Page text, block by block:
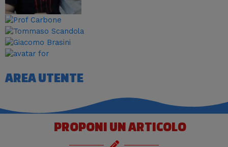
AREA UTENTE
PROPONI UN ARTICOLO